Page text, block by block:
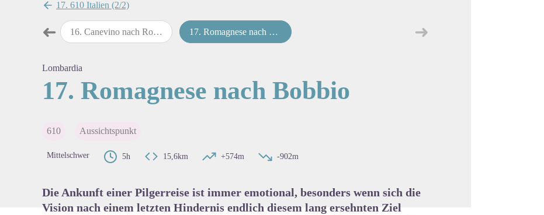
17. 610 Italien (2/2)
➜map.drawer.prev
16. Canevino nach Romagnese 17.Romagnese nach Bobbio ➜map.drawer.next
Lombardia
17. Romagnese nach Bobbio
610 Aussichtspunkt
Mittelschwer 5h 15,6km +574m -902m
Die Ankunft einer Pilgerreise ist immer emotional, besonders wenn sich die
Vision nach einem letzten Hindernis endlich diesem lang ersehnten Ziel